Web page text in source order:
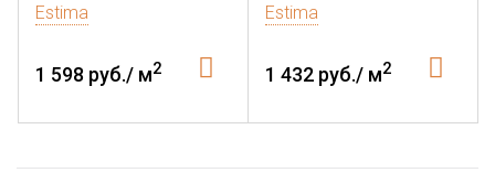
Estima
1 598 руб./ м2
Estima
1 432 руб./ м2